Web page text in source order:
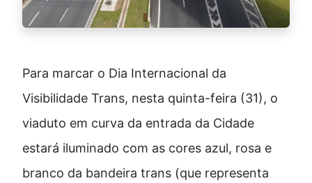
Para marcar o Dia Internacional da
Visibilidade Trans, nesta quinta-feira (31), o
viaduto em curva da entrada da Cidade
estará iluminado com as cores azul, rosa e
branco da bandeira trans (que representa